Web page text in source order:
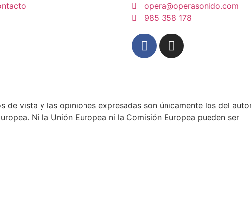
opera@operasonido.com
985 358 178
de vista y las opiniones expresadas son únicamente los del
Ni la Unión Europea ni la Comisión Europea pueden ser